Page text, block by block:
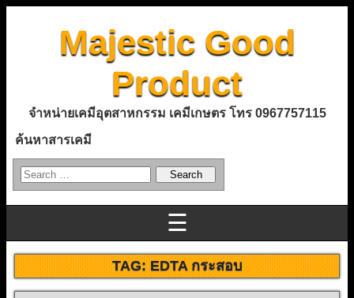
Majestic Good
Product
จำหน่ายเคมีอุตสาหกรรม เคมีเกษตร โทร 0967757115
ค้นหาสารเคมี
☰
TAG:EDTA กระสอบ